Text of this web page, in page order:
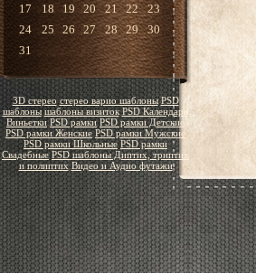
17
18 19 20 21 22
23
24
25 26 27 28 29
30
31
3D стерео стерео варио шаблоны PSD
шаблоны шаблоны визиток PSD Календари
Виньетки PSD рамки PSD рамки Детские
PSD рамки Женские PSD рамки Мужские
PSD рамки Школьные PSD рамки
Свадебные PSD шаблоны Диптих, триптих
и полиптих Видео и Аудио футажи